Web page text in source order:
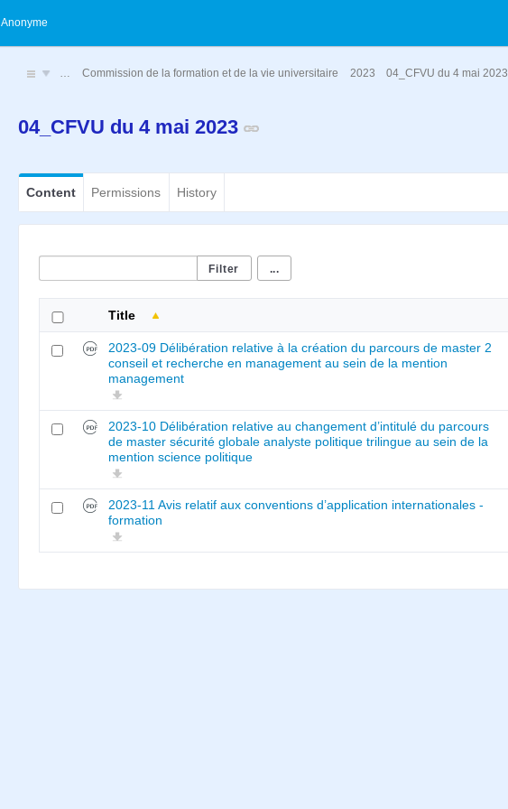
Anonyme
… Commission de la formation et de la vie universitaire 2023 04_CFVU du 4 mai 2023
04_CFVU du 4 mai 2023
Content Permissions History
...
Title
2023-09 Délibération relative à la création du parcours de master 2
conseil et recherche en management au sein de la mention
management
2023-10 Délibération relative au changement d’intitulé du parcours
de master sécurité globale analyste politique trilingue au sein de la
mention science politique
2023-11 Avis relatif aux conventions d’application internationales -
formation